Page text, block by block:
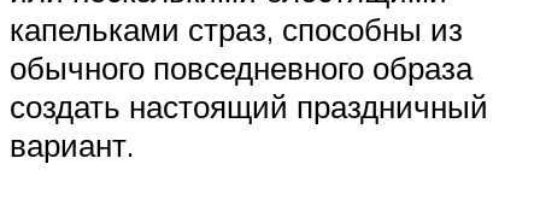
капельками страз, способны из
обычного повседневного образа
создать настоящий праздничный
вариант.